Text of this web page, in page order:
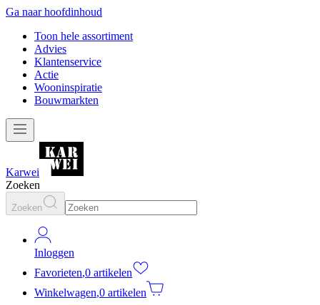
Ga naar hoofdinhoud
Toon hele assortiment
Advies
Klantenservice
Actie
Wooninspiratie
Bouwmarkten
Karwei
Zoeken
Zoeken
Inloggen
Favorieten,0 artikelen
Winkelwagen,0 artikelen